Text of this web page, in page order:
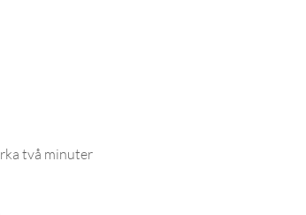
två minuter